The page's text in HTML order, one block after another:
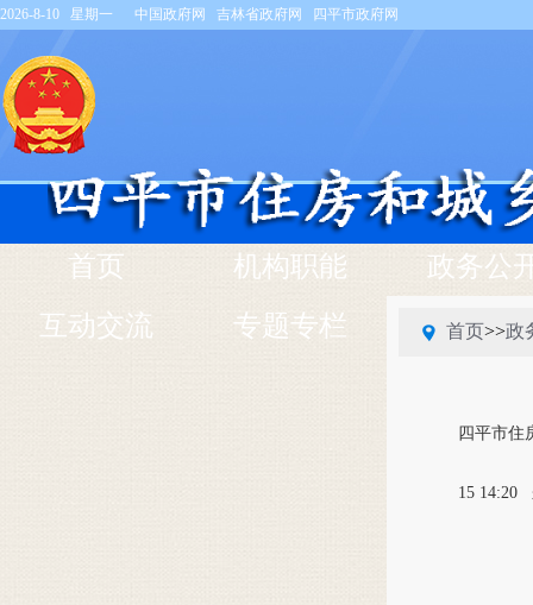
2026-8-10 星期一 中国政府网 吉林省政府网 四平市政府网
首页 机构职能
政务公
互动交流
专题专栏 首页>>政
四平市住
15 14:20